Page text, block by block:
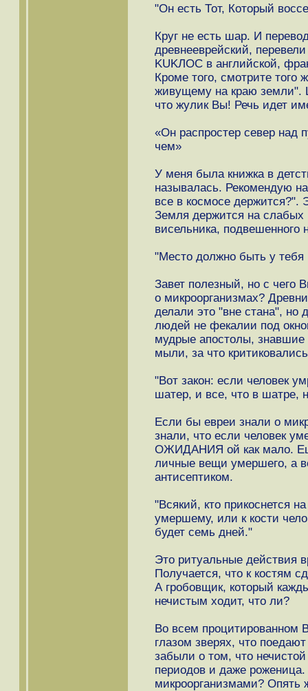
"Он есть Тот, Который
Круг не есть шар. И
древнееврейский,
KUKЛOC в английской,
Кроме того, смотрите того
живущему на краю земли".
что жулик Вы! Речь идет
«Он распростер север над
чем»
У меня была книжка в
называлась. Рекомендую
все в космосе держится?".
Земля держится на слабых
висельника, подвешенного
"Место должно быть у тебя
Завет полезный, но с чего
о микроорганизмах?
делали это "вне стана", но
людей не фекалии под
мудрые апостолы, знавшие
мыли, за что
"Вот закон: если человек
шатер, и все, что в шатре,
Если бы евреи знали о
знали, что если человек
ОЖИДАНИЯ ой как мало.
личные вещи умершего, а
антисептиком.
"Всякий, кто прикоснется
умершему, или к кости
будет семь дней."
Это ритуальные действия
Получается, что к костям
А гробовщик, который
нечистым ходит, что ли?
Во всем процитированном
глазом зверях, что
забыли о том, что
периодов и даже роженица.
микроорганизмами? Опять